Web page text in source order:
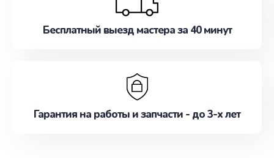
Бесплатный выезд мастера за 40 минут
Гарантия на работы и запчасти - до 3-х лет